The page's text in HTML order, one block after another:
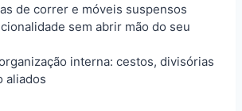
de correr e móveis suspensos
sem abrir mão do seu
interna: cestos, divisórias
aliados